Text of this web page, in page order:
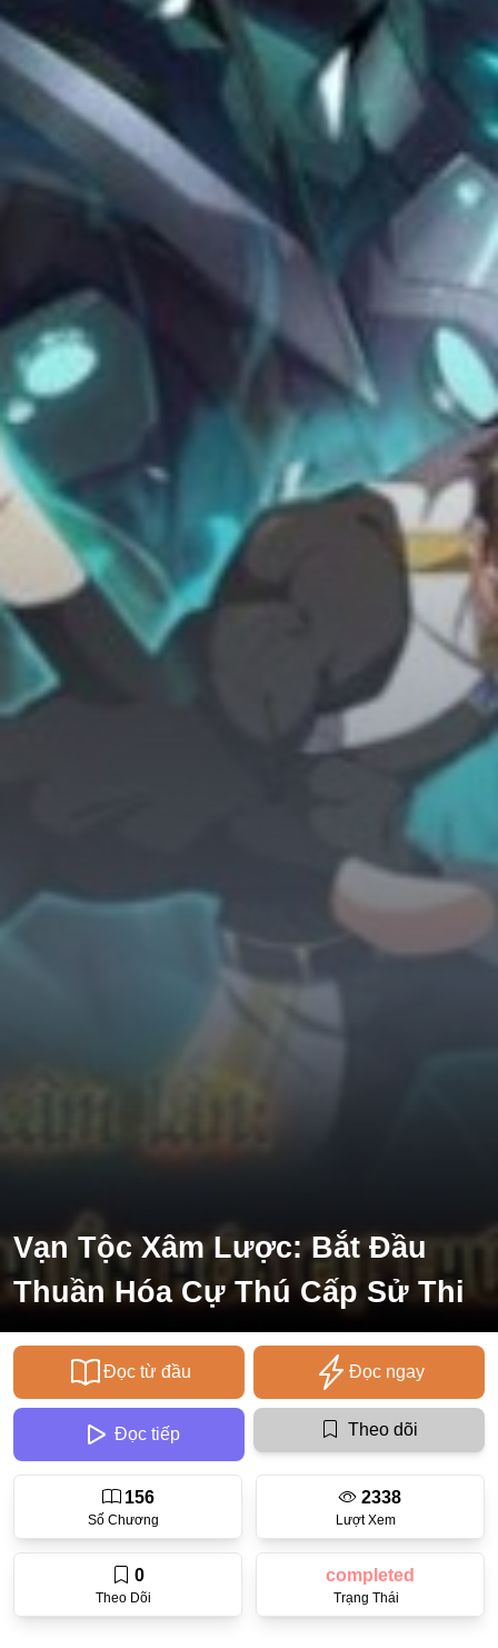
Adventure
Tu Tiên
Ngôn Tình
School Life
Xuyên Không
Shounen
Cổ Đại
Webtoon
Horror
Chuyển Sinh
Psychological
Martial Arts
Shoujo
#Chiếm Hữu Mạnh Mẽ
Sports
Comic
#Ngược Tâm
Gender Bender
One Shot
Yuri
Truyện Scan
Vạn Tộc Xâm Lược: Bắt Đầu
Thuần Hóa Cự Thú Cấp Sử Thi
Số Chương
156
Lượt Xem
2338
Theo Dõi
0
Trạng Thái
completed
Đọc từ đầu Đọc ngay
Đọc tiếp Theo dõi